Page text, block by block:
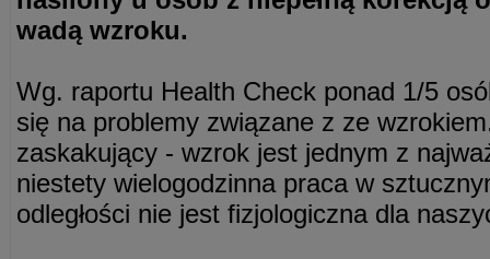
wadą wzroku.
Wg. raportu Health Check ponad 1/5
się na problemy związane z ze
zaskakujący - wzrok jest jednym z
niestety wielogodzinna praca w
odległości nie jest fizjologiczna dla